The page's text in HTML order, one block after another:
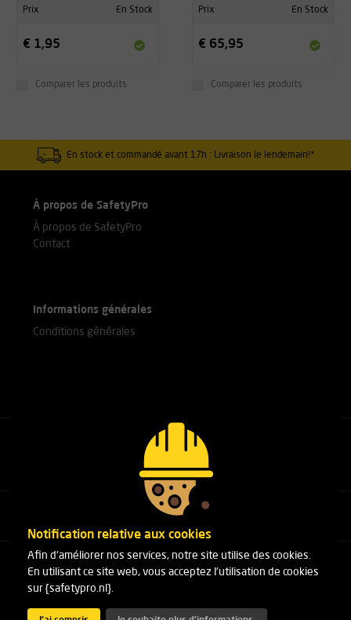
Prix En Stock
€ 1,95
Comparer les produits
Prix En Stock
€ 65,95
Comparer les produits
En stock et commandé avant 17h : Livraison le lendemain!*
À propos de SafetyPro
À propos de SafetyPro
Contact
Informations générales
Conditions générales
Appelez nos experts
+31(0)76 751 25 18
Arduinstraat 20
4827 HK Breda
Téléphone: +31(0)76 751 25 18
E-mail : info@safetypro.nl
Notification relative aux cookies
Afin d'améliorer nos services, notre site utilise des cookies.
En utilisant ce site web, vous acceptez l'utilisation de cookies
sur {safetypro.nl}.